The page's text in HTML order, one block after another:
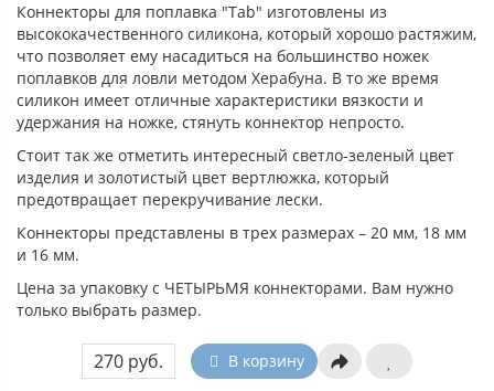
Коннекторы для поплавка "Таb" изготовлены из
высококачественного силикона, который хорошо растяжим,
что позволяет ему насадиться на большинство ножек
поплавков для ловли методом Херабуна. В то же время
силикон имеет отличные характеристики вязкости и
удержания на ножке, стянуть коннектор непросто.
Стоит так же отметить интересный светло-зеленый цвет
изделия и золотистый цвет вертлюжка, который
предотвращает перекручивание лески.
Коннекторы представлены в трех размерах – 20 мм, 18 мм
и 16 мм.
Цена за упаковку с ЧЕТЫРЬМЯ коннекторами. Вам нужно
только выбрать размер.
270 руб. В корзину